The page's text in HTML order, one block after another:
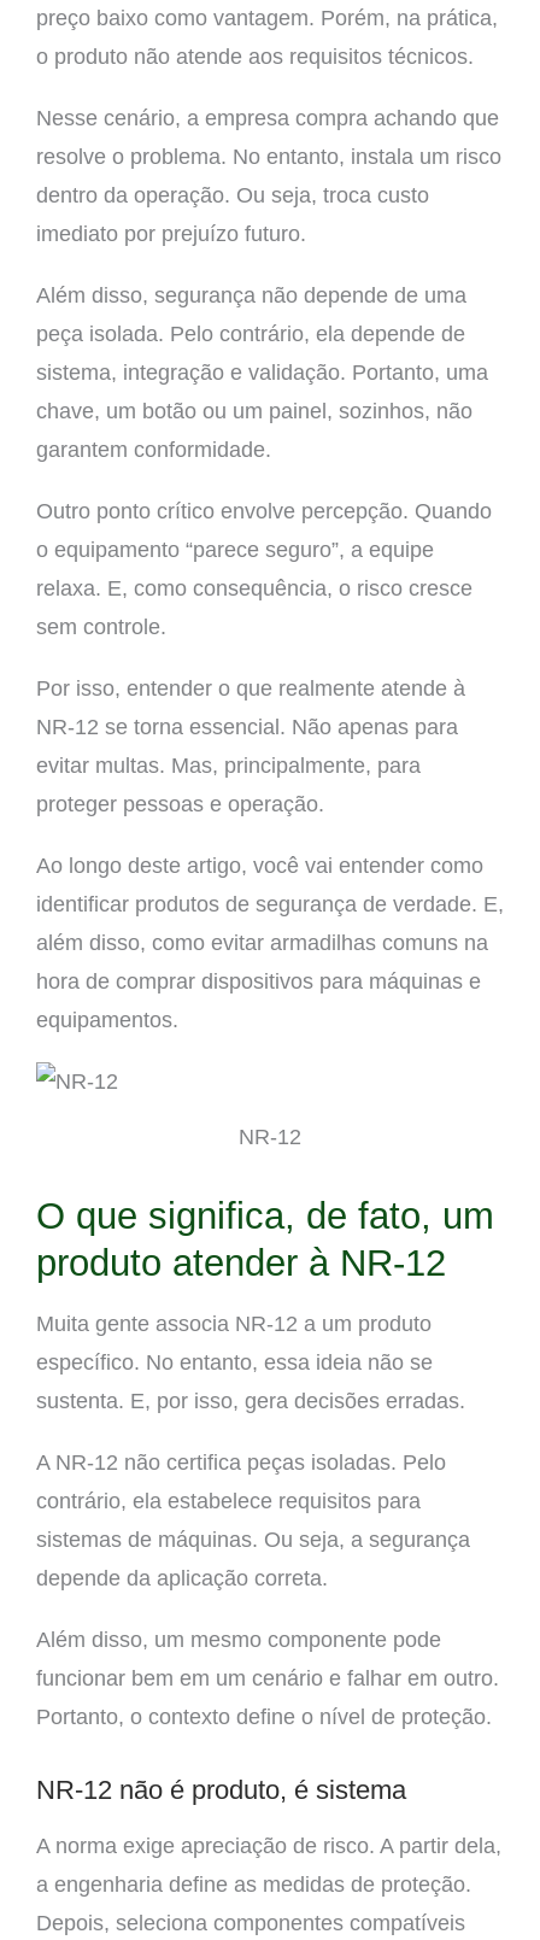
preço baixo como vantagem. Porém, na prática,
o produto não atende aos requisitos técnicos.
Nesse cenário, a empresa compra achando que
resolve o problema. No entanto, instala um risco
dentro da operação. Ou seja, troca custo
imediato por prejuízo futuro.
Além disso, segurança não depende de uma
peça isolada. Pelo contrário, ela depende de
sistema, integração e validação. Portanto, uma
chave, um botão ou um painel, sozinhos, não
garantem conformidade.
Outro ponto crítico envolve percepção. Quando
o equipamento “parece seguro”, a equipe
relaxa. E, como consequência, o risco cresce
sem controle.
Por isso, entender o que realmente atende à
NR-12 se torna essencial. Não apenas para
evitar multas. Mas, principalmente, para
proteger pessoas e operação.
Ao longo deste artigo, você vai entender como
identificar produtos de segurança de verdade. E,
além disso, como evitar armadilhas comuns na
hora de comprar dispositivos para máquinas e
equipamentos.
NR-12
O que significa, de fato, um
produto atender à NR-12
Muita gente associa NR-12 a um produto
específico. No entanto, essa ideia não se
sustenta. E, por isso, gera decisões erradas.
A NR-12 não certifica peças isoladas. Pelo
contrário, ela estabelece requisitos para
sistemas de máquinas. Ou seja, a segurança
depende da aplicação correta.
Além disso, um mesmo componente pode
funcionar bem em um cenário e falhar em outro.
Portanto, o contexto define o nível de proteção.
NR-12 não é produto, é sistema
A norma exige apreciação de risco. A partir dela,
a engenharia define as medidas de proteção.
Depois, seleciona componentes compatíveis